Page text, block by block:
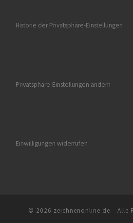
Historie der Privatsphäre-Einstellungen
Privatsphäre-Einstellungen ändern
Einwilligungen widerrufen
© 2026 zeichnenonline.de – Alle